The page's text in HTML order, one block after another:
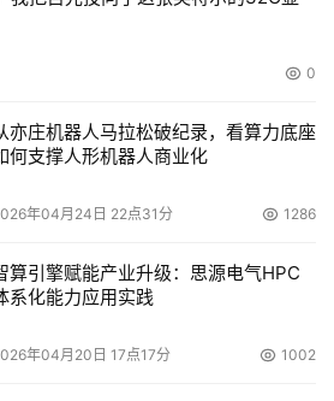
0
亦庄机器人马拉松破纪录，看算力底座
何支撑人形机器人商业化
年04月24日 22点31分 1286
算引擎赋能产业升级：思源电气HPC
系化能力应用实践
年04月20日 17点17分 1002